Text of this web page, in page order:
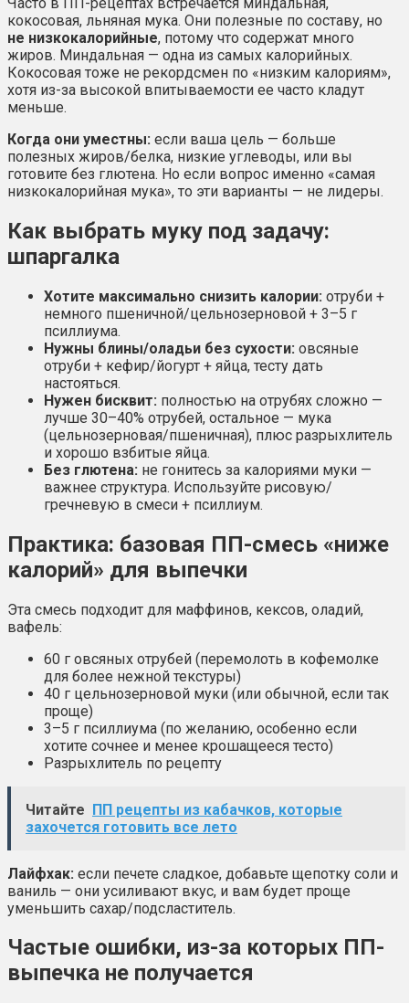
кокосовая, льняная мука. Они полезные по составу, но
не низкокалорийные, потому что содержат много
жиров. Миндальная — одна из самых калорийных.
Кокосовая тоже не рекордсмен по «низким калориям»,
хотя из-за высокой впитываемости ее часто кладут
меньше.
Когда они уместны: если ваша цель — больше
полезных жиров/белка, низкие углеводы, или вы
готовите без глютена. Но если вопрос именно «самая
низкокалорийная мука», то эти варианты — не лидеры.
Как выбрать муку под задачу:
шпаргалка
Хотите максимально снизить калории: отруби +
немного пшеничной/цельнозерновой + 3–5 г
псиллиума.
Нужны блины/оладьи без сухости: овсяные
отруби + кефир/йогурт + яйца, тесту дать
настояться.
Нужен бисквит: полностью на отрубях сложно —
лучше 30–40% отрубей, остальное — мука
(цельнозерновая/пшеничная), плюс разрыхлитель
и хорошо взбитые яйца.
Без глютена: не гонитесь за калориями муки —
важнее структура. Используйте рисовую/
гречневую в смеси + псиллиум.
Практика: базовая ПП-смесь «ниже
калорий» для выпечки
Эта смесь подходит для маффинов, кексов, оладий,
вафель:
60 г овсяных отрубей (перемолоть в кофемолке
для более нежной текстуры)
40 г цельнозерновой муки (или обычной, если так
проще)
3–5 г псиллиума (по желанию, особенно если
хотите сочнее и менее крошащееся тесто)
Разрыхлитель по рецепту
Читайте ПП рецепты из кабачков, которые
захочется готовить все лето
Лайфхак: если печете сладкое, добавьте щепотку соли и
ваниль — они усиливают вкус, и вам будет проще
уменьшить сахар/подсластитель.
Частые ошибки, из-за которых ПП-
выпечка не получается